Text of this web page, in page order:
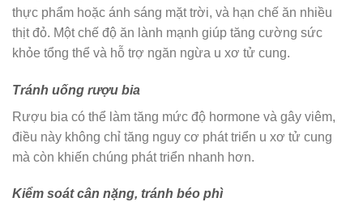
thực phẩm hoặc ánh sáng mặt trời, và hạn chế ăn nhiều
thịt đỏ. Một chế độ ăn lành mạnh giúp tăng cường sức
khỏe tổng thể và hỗ trợ ngăn ngừa u xơ tử cung.
Tránh uống rượu bia
Rượu bia có thể làm tăng mức độ hormone và gây viêm,
điều này không chỉ tăng nguy cơ phát triển u xơ tử cung
mà còn khiến chúng phát triển nhanh hơn.
Kiểm soát cân nặng, tránh béo phì